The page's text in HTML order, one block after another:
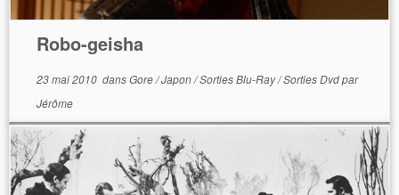
Robo-geisha
23 mai 2010dansGore/Japon/Sorties Blu-Ray/Sorties Dvdpar
Jérôme